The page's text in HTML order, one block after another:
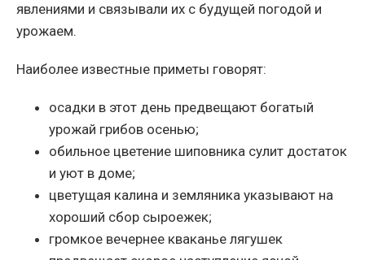
явлениями и связывали их с будущей погодой и
урожаем.
Наиболее известные приметы говорят:
осадки в этот день предвещают богатый
урожай грибов осенью;
обильное цветение шиповника сулит достаток
и уют в доме;
цветущая калина и земляника указывают на
хороший сбор сыроежек;
громкое вечернее кваканье лягушек